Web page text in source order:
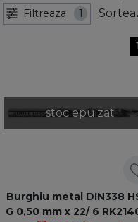
Filtreaza 1
stoc epuizat
Burghiu metal DIN338
G 0,50 mm x 22/ 6